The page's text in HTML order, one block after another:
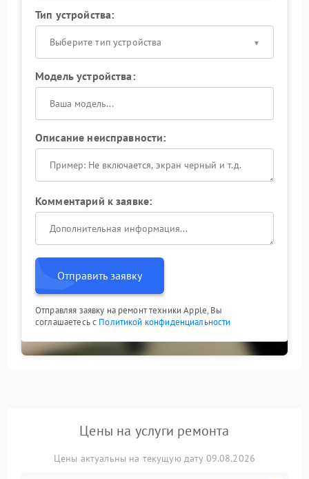
Тип устройства:
Выберите тип устройства
Модель устройства:
Описание неисправности:
Комментарий к заявке:
Отправить заявку
Отправляя заявку на ремонт техники Apple, Вы
соглашаетесь с Политикой конфиденциальности
Цены на услуги ремонта
Цены актуальны на текущую дату 09.08.2026